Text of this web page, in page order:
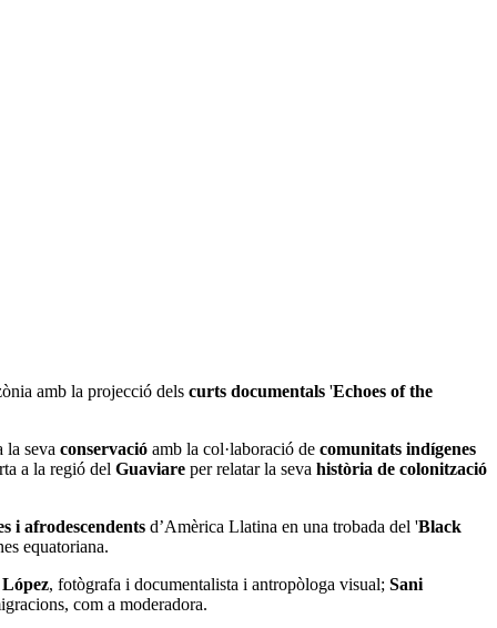
amb la projecció dels curts documentals 'Echoes of the
la seva conservació amb la col·laboració de comunitats indígenes
a la regió del Guaviare per relatar la seva història de colonització
i afrodescendents d’Amèrica Llatina en una trobada del 'Black
equatoriana.
, fotògrafa i documentalista i antropòloga visual; Sani
com a moderadora.